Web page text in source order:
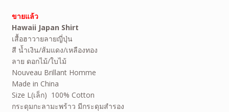
ขายแล้ว
Hawaii Japan Shirt
เสื้อฮาวายลายญี่ปุ่น
สี น้ำเงิน/ส้มแดง/เหลืองทอง
ลาย ดอกไม้/ใบไม้
Nouveau Brillant Homme
Made in China
Size L(เล็ก) 100% Cotton
กระดุมกะลามะพร้าว มีกระดุมสำรอง